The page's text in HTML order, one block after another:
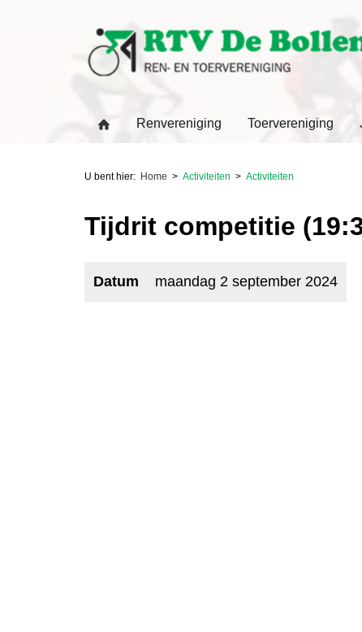
Renvereniging Toervereniging
U bent hier: Home Activiteiten Activiteiten
Tijdrit competitie
Datum maandag 2 september 2024